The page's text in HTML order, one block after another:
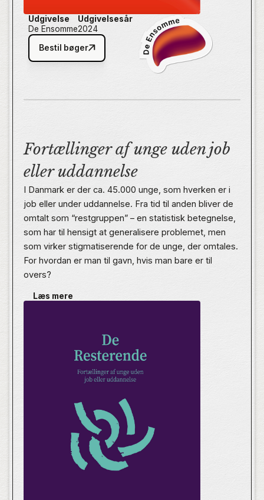
Udgivelse
De Ensomme
Udgivelsesår
2024
Bestil bøger
Fortællinger af unge uden job
eller uddannelse
I Danmark er der ca. 45.000 unge, som hverken er i
job eller under uddannelse. Fra tid til anden bliver de
omtalt som “restgruppen” – en statistisk betegnelse,
som har til hensigt at generalisere problemet, men
som virker stigmatiserende for de unge, der omtales.
For hvordan er man til gavn, hvis man bare er til
overs?
I De Resterende fortæller unge, hvordan de oplever
indvier os i det svære parforhold, åbner døren til
psykiatrien og deler deres tanker og erfaringer med
det danske uddannelsessystem og arbejdsmarked.
som forfatterne i denne bog taler om. Men hvis
problemerne reelt skal løses, er man nødt til at sætte
sig ind i unges virkelighed, så man faktisk forstår,
hvad det er, man forsøger at løse.
Læs mere